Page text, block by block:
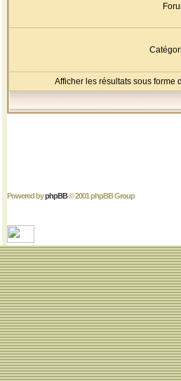
Afficher les résultats sous forme
Powered byphpBB© 2001 phpBB Group